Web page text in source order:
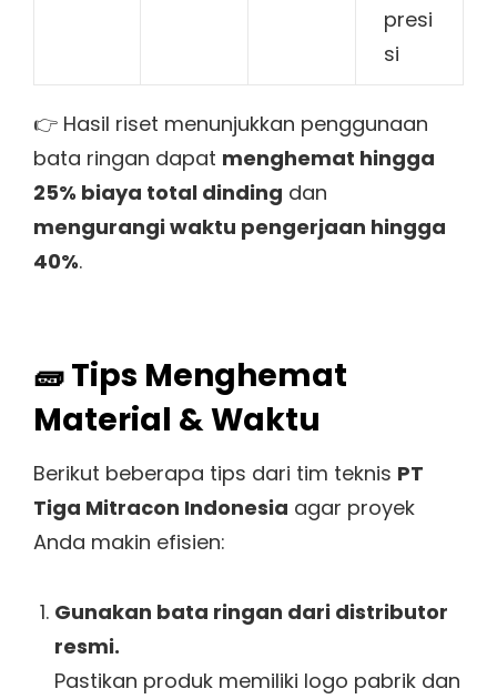
presi
si
👉 Hasil riset menunjukkan penggunaan
bata ringan dapat menghemat hingga
25% biaya total dinding dan
mengurangi waktu pengerjaan hingga
40%.
🧱 Tips Menghemat
Material & Waktu
Berikut beberapa tips dari tim teknis PT
Tiga Mitracon Indonesia agar proyek
Anda makin efisien:
Gunakan bata ringan dari distributor
resmi.
Pastikan produk memiliki logo pabrik dan